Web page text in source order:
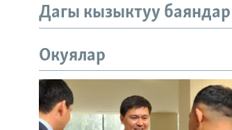
Дагы кызыктуу баяндар
Окуялар